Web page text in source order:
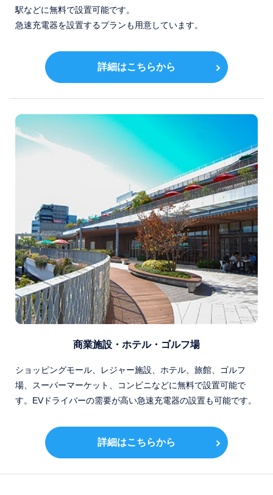
駅などに無料で設置可能です。
急速充電器を設置するプランも用意しています。
詳細はこちらから
商業施設・ホテル・ゴルフ場
ショッピングモール、レジャー施設、ホテル、旅館、ゴルフ
場、スーパーマーケット、コンビニなどに無料で設置可能で
す。EVドライバーの需要が高い急速充電器の設置も可能です。
詳細はこちらから